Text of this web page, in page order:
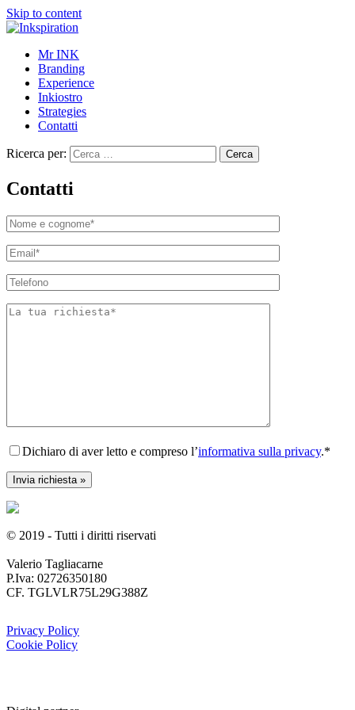
Skip to content
Mr INK
Branding
Experience
Inkiostro
Strategies
Contatti
Ricerca per:
Contatti
Dichiaro di aver letto e compreso l’informativa sulla privacy.*
© 2019 - Tutti i diritti riservati
Valerio Tagliacarne
P.Iva: 02726350180
CF. TGLVLR75L29G388Z
Privacy Policy
Cookie Policy